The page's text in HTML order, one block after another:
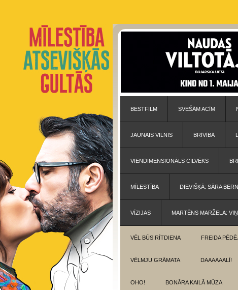
BESTFILM SVEŠĀM ACĪM
JAUNAIS VILNIS BRĪVĪBĀ
VIENDIMENSIONĀLS CILVĒKS
MĪLESTĪBA DIEVIŠĶĀ: SĀRA
VĪZIJAS MARTĒNS MARŽELA:
VĒL BŪS RĪTDIENA FREIDA
VĒLMJU GRĀMATA DAAAAAALĪ!
OHO! BONĀRA KAILĀ MŪZA